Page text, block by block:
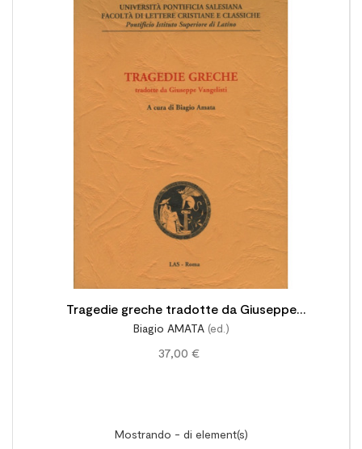
Tragedie greche tradotte da Giuseppe
Vangelisti. Ristampa anastatica
Biagio AMATA(ed.)
37,00 €
Mostrando - di element(s)